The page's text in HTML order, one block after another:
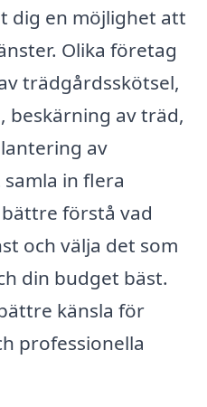
dig en möjlighet att
Olika företag
trädgårdsskötsel,
beskärning av träd,
av
in flera
förstå vad
och välja det som
din budget bäst.
känsla för
professionella